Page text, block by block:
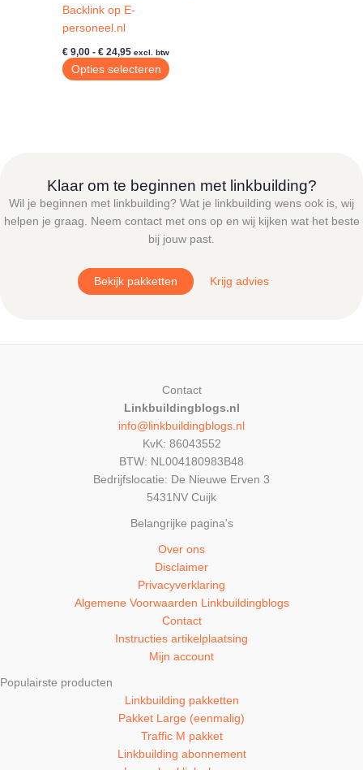
Backlink op E-
personeel.nl
€ 9,00 - € 24,95 Prijsklasse:
€ 9,00
tot
excl. btw
Opties selecteren
Dit
kan
gekozen
worden
op
productpagina
Klaar om te beginnen met linkbuilding?
Wil je beginnen met linkbuilding? Wat je linkbuilding wens ook is, wij
helpen je graag. Neem contact met ons op en wij kijken wat het beste
bij jouw past.
Bekijk pakketten Krijg advies
Contact
Linkbuildingblogs.nl
info@linkbuildingblogs.nl
KvK: 86043552
BTW: NL004180983B48
Bedrijfslocatie: De Nieuwe Erven 3
5431NV Cuijk
Belangrijke pagina's
Over ons
Disclaimer
Privacyverklaring
Algemene Voorwaarden Linkbuildingblogs
Contact
Instructies artikelplaatsing
Mijn account
Populairste producten
Linkbuilding pakketten
Pakket Large (eenmalig)
Traffic M pakket
Linkbuilding abonnement